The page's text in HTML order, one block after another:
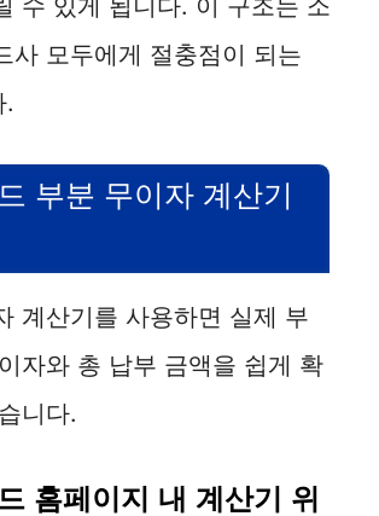
수 있게 됩니다. 이 구조는 소
사 모두에게 절충점이 되는
.
부분 무이자 계산기
계산기를 사용하면 실제 부
자와 총 납부 금액을 쉽게 확
니다.
홈페이지 내 계산기 위